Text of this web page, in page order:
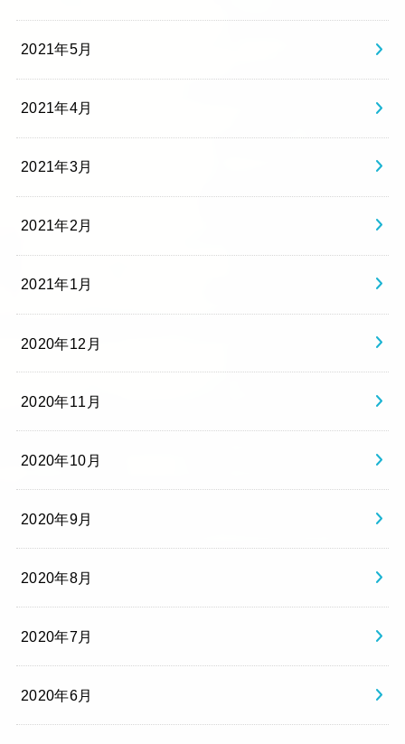
2021年5月
2021年4月
2021年3月
2021年2月
2021年1月
2020年12月
2020年11月
2020年10月
2020年9月
2020年8月
2020年7月
2020年6月